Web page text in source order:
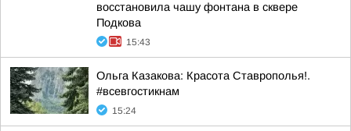
восстановила чашу фонтана в сквере
Подкова
15:43
Ольга Казакова: Красота Ставрополья!.
#всевгостикнам
15:24